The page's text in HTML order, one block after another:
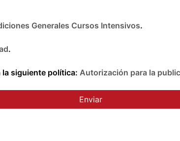
Generales Cursos Intensivos.
.
siguiente política: Autorización para la